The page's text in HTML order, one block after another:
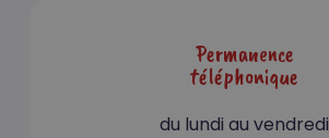
Permanence
téléphonique
du lundi au vendredi